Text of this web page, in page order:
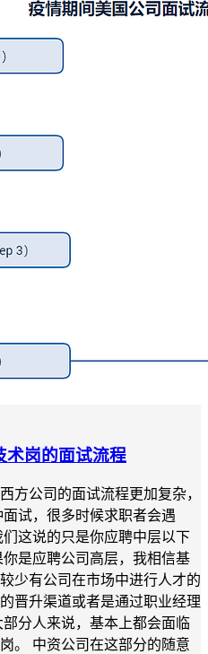
术岗的面试流程
方公司的面试流程更加复杂，
试，很多时候求职者会遇
这说的只是你应聘中层以下
是应聘公司高层，我相信基
少有公司在市场中进行人才的
晋升渠道或者是通过职业经理
分人来说，基本上都会面临
。 中资公司在这部分的随意